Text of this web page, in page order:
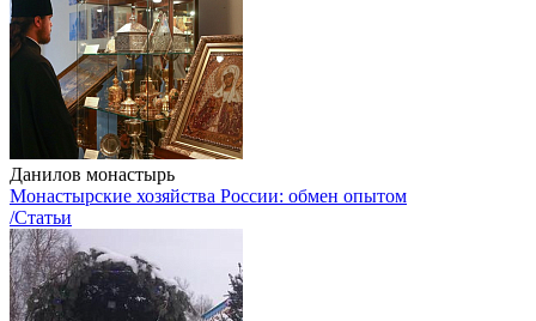
Данилов монастырь
Монастырские хозяйства России: обмен опытом
/Статьи